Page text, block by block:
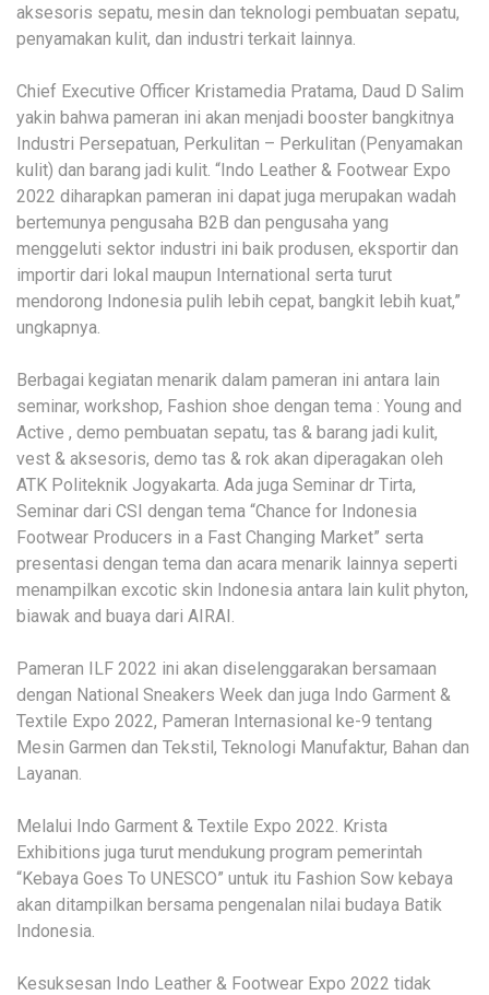
aksesoris sepatu, mesin dan teknologi pembuatan sepatu,
penyamakan kulit, dan industri terkait lainnya.
Chief Executive Officer Kristamedia Pratama, Daud D Salim
yakin bahwa pameran ini akan menjadi booster bangkitnya
Industri Persepatuan, Perkulitan – Perkulitan (Penyamakan
kulit) dan barang jadi kulit. “Indo Leather & Footwear Expo
2022 diharapkan pameran ini dapat juga merupakan wadah
bertemunya pengusaha B2B dan pengusaha yang
menggeluti sektor industri ini baik produsen, eksportir dan
importir dari lokal maupun International serta turut
mendorong Indonesia pulih lebih cepat, bangkit lebih kuat,”
ungkapnya.
Berbagai kegiatan menarik dalam pameran ini antara lain
seminar, workshop, Fashion shoe dengan tema : Young and
Active , demo pembuatan sepatu, tas & barang jadi kulit,
vest & aksesoris, demo tas & rok akan diperagakan oleh
ATK Politeknik Jogyakarta. Ada juga Seminar dr Tirta,
Seminar dari CSI dengan tema “Chance for Indonesia
Footwear Producers in a Fast Changing Market” serta
presentasi dengan tema dan acara menarik lainnya seperti
menampilkan excotic skin Indonesia antara lain kulit phyton,
biawak and buaya dari AIRAI.
Pameran ILF 2022 ini akan diselenggarakan bersamaan
dengan National Sneakers Week dan juga Indo Garment &
Textile Expo 2022, Pameran Internasional ke-9 tentang
Mesin Garmen dan Tekstil, Teknologi Manufaktur, Bahan dan
Layanan.
Melalui Indo Garment & Textile Expo 2022. Krista
Exhibitions juga turut mendukung program pemerintah
“Kebaya Goes To UNESCO” untuk itu Fashion Sow kebaya
akan ditampilkan bersama pengenalan nilai budaya Batik
Indonesia.
Kesuksesan Indo Leather & Footwear Expo 2022 tidak